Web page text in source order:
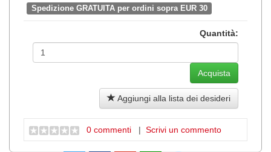
Spedizione GRATUITA per ordini sopra EUR 30
Quantità:
Aggiungi alla lista dei desideri
0 commenti | Scrivi un commento